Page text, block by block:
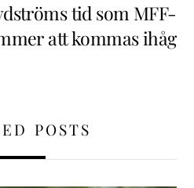
tid som MFF-
att kommas ihåg
POSTS